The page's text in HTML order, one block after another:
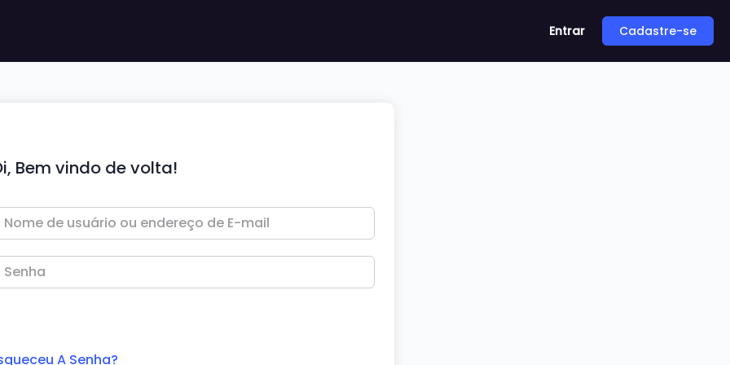
Entrar Cadastre-se
Bem vindo de volta!
A Senha?